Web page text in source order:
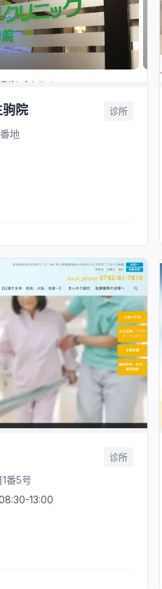
院 诊所
地
诊所
番5号
13:00